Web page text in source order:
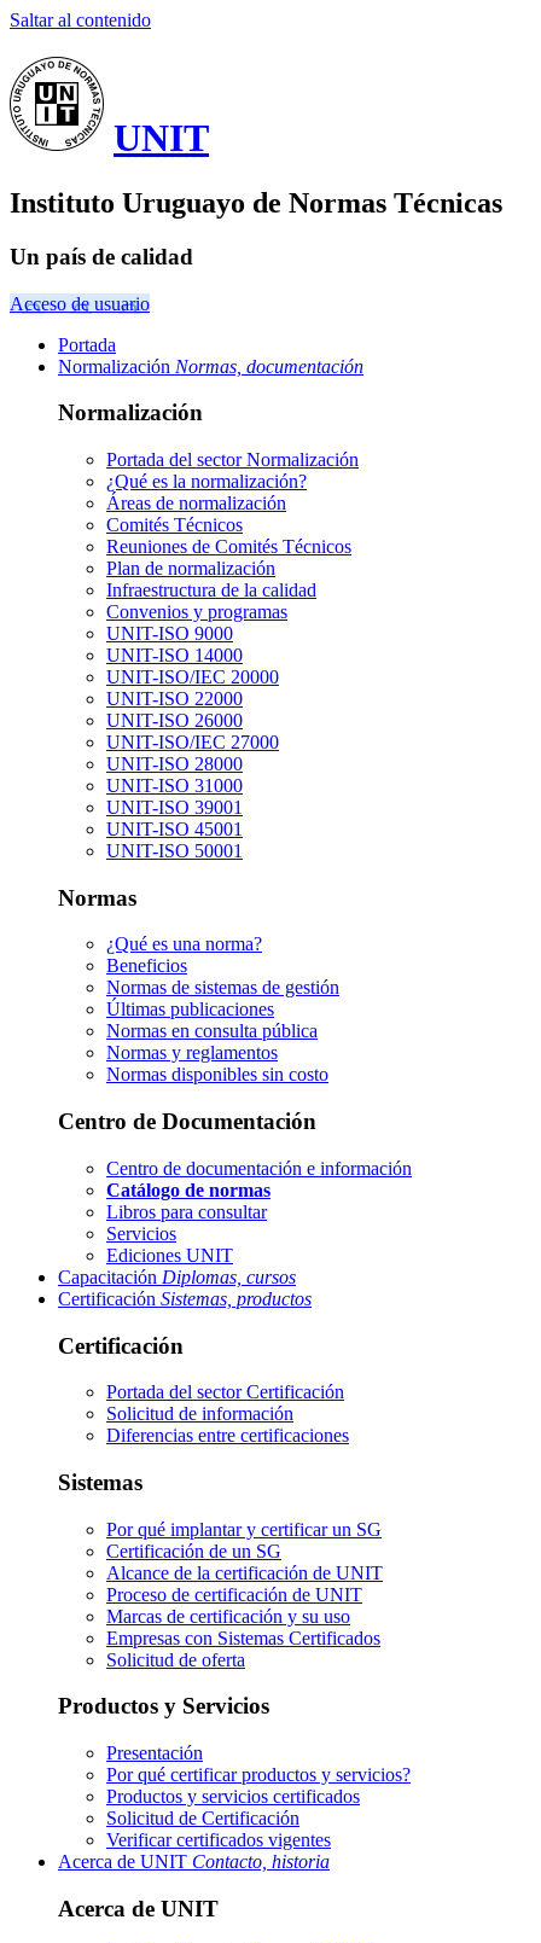
Saltar al contenido
UNIT
Instituto Uruguayo de Normas Técnicas
Un país de calidad
Acceso de usuario
Portada
Normalización Normas, documentación
Normalización
Portada del sectorNormalización
¿Qué es la normalización?
Áreas de normalización
Comités Técnicos
Reuniones de Comités Técnicos
Plan de normalización
Infraestructura de la calidad
Convenios y programas
UNIT-ISO 9000
UNIT-ISO 14000
UNIT-ISO/IEC 20000
UNIT-ISO 22000
UNIT-ISO 26000
UNIT-ISO/IEC 27000
UNIT-ISO 28000
UNIT-ISO 31000
UNIT-ISO 39001
UNIT-ISO 45001
UNIT-ISO 50001
Normas
¿Qué es una norma?
Beneficios
Normas de sistemas de gestión
Últimas publicaciones
Normas en consulta pública
Normas y reglamentos
Normas disponibles sin costo
Centro de Documentación
Centro de documentación e información
Catálogo de normas
Libros para consultar
Servicios
Ediciones UNIT
Capacitación Diplomas, cursos
Certificación Sistemas, productos
Certificación
Portada del sectorCertificación
Solicitud de información
Diferencias entre certificaciones
Sistemas
Por qué implantar y certificar un SG
Certificación de un SG
Alcance de la certificación de UNIT
Proceso de certificación de UNIT
Marcas de certificación y su uso
Empresas con Sistemas Certificados
Solicitud de oferta
Productos y Servicios
Presentación
Por qué certificar productos y servicios?
Productos y servicios certificados
Solicitud de Certificación
Verificar certificados vigentes
Acerca de UNIT Contacto, historia
Acerca de UNIT